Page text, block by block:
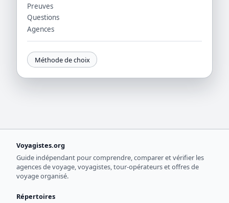
Preuves
Questions
Agences
Méthode de choix
Voyagistes.org
Guide indépendant pour comprendre, comparer et vérifier les
agences de voyage, voyagistes, tour-opérateurs et offres de
voyage organisé.
Répertoires